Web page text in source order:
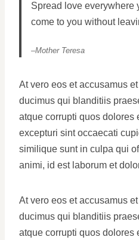
Spread love everywhere
come to you without
–Mother Teresa
At vero eos et accusamus
ducimus qui blanditiis
atque corrupti quos dolores
excepturi sint occaecati
similique sunt in culpa qui
animi, id est laborum et
At vero eos et accusamus
ducimus qui blanditiis
atque corrupti quos dolores